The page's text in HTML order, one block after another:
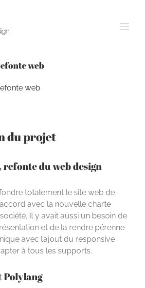
web
du projet
refonte du web design
totalement le site web de
accord avec la nouvelle charte
Il y avait aussi un besoin de
et de la rendre pérenne
avec l’ajout du responsive
à tous les supports.
Polylang